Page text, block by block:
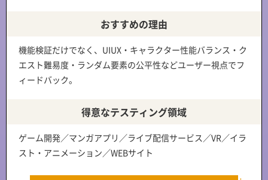
おすすめの理由
機能検証だけでなく、 UIUX・キャラクター性能バランス・ク
エスト難易度・ランダム要素の公平性などユーザー視点でフ
ィードバック。
得意なテスティング領域
ゲーム開発／マンガアプリ／ライブ配信サービス／VR／イラ
スト・アニメーション／WEBサイト